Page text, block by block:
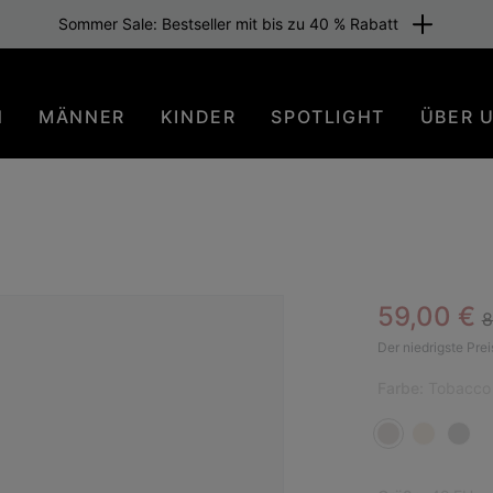
Sommer Sale: Bestseller mit bis zu 40 % Rabatt
MÄNNER KINDER SPOTLIGHT ÜBER
Sale
59,00 €
Der niedrigste